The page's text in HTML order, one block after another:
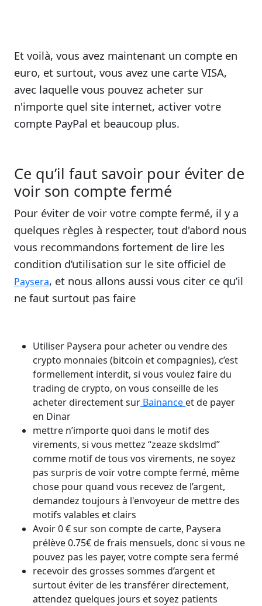
Et voilà, vous avez maintenant un compte en
euro, et surtout, vous avez une carte VISA,
avec laquelle vous pouvez acheter sur
n'importe quel site internet, activer votre
compte PayPal et beaucoup plus.
Ce qu’il faut savoir pour éviter de
voir son compte fermé
Pour éviter de voir votre compte fermé, il y a
quelques règles à respecter, tout d'abord nous
vous recommandons fortement de lire les
condition d’utilisation sur le site officiel de
Paysera, et nous allons aussi vous citer ce qu’il
ne faut surtout pas faire
Utiliser Paysera pour acheter ou vendre des
crypto monnaies (bitcoin et compagnies), c’est
formellement interdit, si vous voulez faire du
trading de crypto, on vous conseille de les
acheter directement sur Bainance et de payer
en Dinar
mettre n’importe quoi dans le motif des
virements, si vous mettez “zeaze skdslmd”
comme motif de tous vos virements, ne soyez
pas surpris de voir votre compte fermé, même
chose pour quand vous recevez de l’argent,
demandez toujours à l'envoyeur de mettre des
motifs valables et clairs
Avoir 0 € sur son compte de carte, Paysera
prélève 0.75€ de frais mensuels, donc si vous ne
pouvez pas les payer, votre compte sera fermé
recevoir des grosses sommes d’argent et
surtout éviter de les transférer directement,
attendez quelques jours et soyez patients